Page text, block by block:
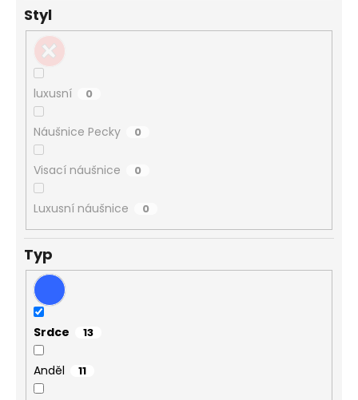
Styl
luxusní 0
Náušnice Pecky 0
Visací náušnice 0
Luxusní náušnice 0
Typ
Srdce 13
Anděl 11